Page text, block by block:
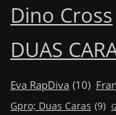
Dino Cross
DUAS
Eva RapDiva (10)
Gpro; Duas Caras (9)